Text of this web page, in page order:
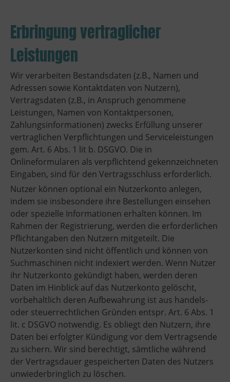
Erbringung vertraglicher
Leistungen
Wir verarbeiten Bestandsdaten (z.B., Namen und
Adressen sowie Kontaktdaten von Nutzern),
Vertragsdaten (z.B., in Anspruch genommene
Leistungen, Namen von Kontaktpersonen,
Zahlungsinformationen) zwecks Erfüllung unserer
vertraglichen Verpflichtungen und Serviceleistungen
gem. Art. 6 Abs. 1 lit b. DSGVO. Die in
Onlineformularen als verpflichtend gekennzeichneten
Eingaben, sind für den Vertragsschluss erforderlich.
Nutzer können optional ein Nutzerkonto anlegen,
indem sie insbesondere ihre Bestellungen einsehen
oder spezielle Informationen erhalten können. Im
Rahmen der Registrierung, werden die erforderlichen
Pflichtangaben den Nutzern mitgeteilt. Die
Nutzerkonten sind nicht öffentlich und können von
Suchmaschinen nicht indexiert werden. Wenn Nutzer
ihr Nutzerkonto gekündigt haben, werden deren
Daten im Hinblick auf das Nutzerkonto gelöscht,
vorbehaltlich deren Aufbewahrung ist aus handels-
oder steuerrechtlichen Gründen entspr. Art. 6 Abs. 1
lit. c DSGVO notwendig. Es obliegt den Nutzern, ihre
Daten bei erfolgter Kündigung vor dem Vertragsende
zu sichern. Wir sind berechtigt, sämtliche während
der Vertragsdauer gespeicherten Daten des Nutzers
unwiederbringlich zu löschen.